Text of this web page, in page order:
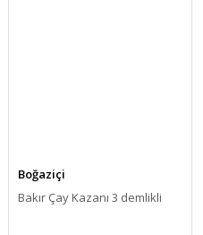
Boğaziçi
Bakır Çay Kazanı 3 demlikli